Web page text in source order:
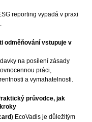
reporting vypadá v praxi
odměňování vstupuje v
na posílení zásady
práci,
a vymahatelnosti.
průvodce, jak
) EcoVadis je důležitým